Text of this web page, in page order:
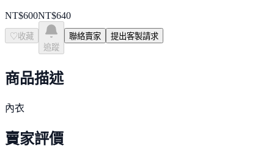
NT$600NT$640
♡ 收藏
追蹤
聯絡賣家 提出客製請求
商品描述
內衣
賣家評價